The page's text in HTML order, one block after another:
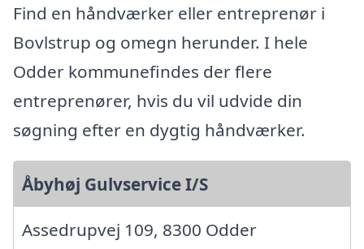
Find en håndværker eller entreprenør i
Bovlstrup og omegn herunder. I hele
Odder kommunefindes der flere
entreprenører, hvis du vil udvide din
søgning efter en dygtig håndværker.
Åbyhøj Gulvservice I/S
Assedrupvej 109, 8300 Odder